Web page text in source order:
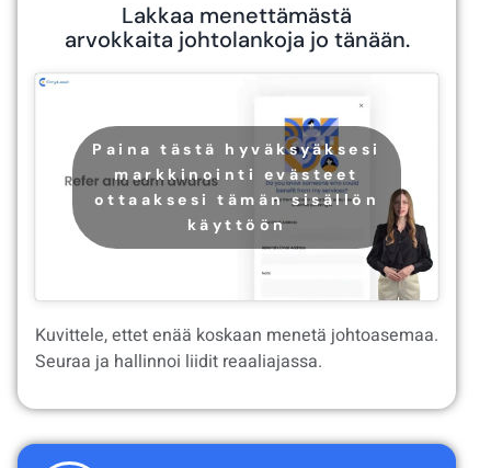
Lakkaa menettämästä
arvokkaita johtolankoja jo tänään.
Paina tästä hyväksyäksesi
markkinointi evästeet
ottaaksesi tämän sisällön
käyttöön
Kuvittele, ettet enää koskaan menetä johtoasemaa.
Seuraa ja hallinnoi liidit reaaliajassa.